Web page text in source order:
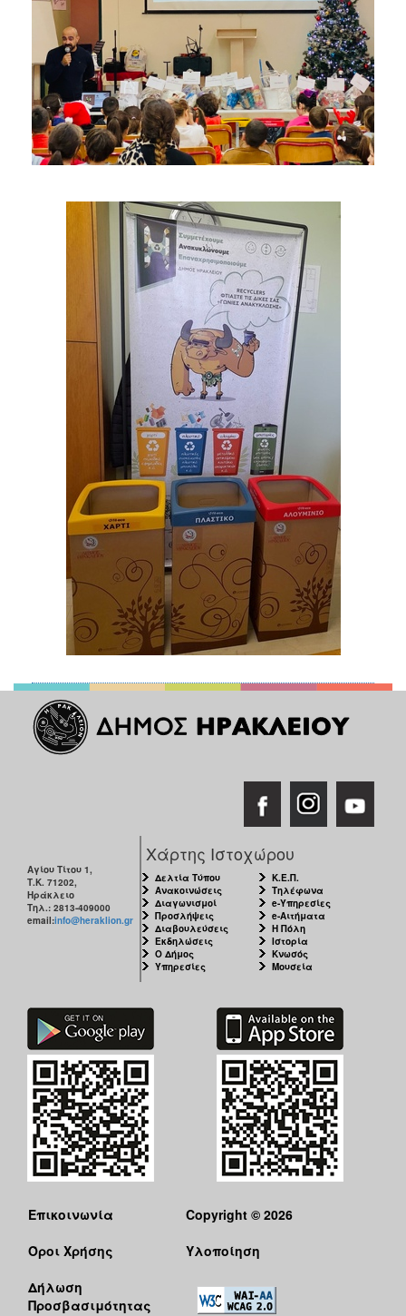
Αγίου Τίτου 1,
Τ.Κ. 71202,
Ηράκλειο
Τηλ.: 2813-409000
email:info@heraklion.gr
Χάρτης Ιστοχώρου
Δελτία Τύπου
Ανακοινώσεις
Διαγωνισμοί
Προσλήψεις
Διαβουλεύσεις
Εκδηλώσεις
Ο Δήμος
Υπηρεσίες
Κ.Ε.Π.
Τηλέφωνα
e-Υπηρεσίες
e-Αιτήματα
Η Πόλη
Ιστορία
Κνωσός
Μουσεία
Επικοινωνία
Όροι Χρήσης
Δήλωση
Προσβασιμότητας
Copyright © 2026
Υλοποίηση